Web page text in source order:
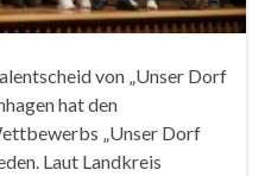
von „Unser Dorf
hat den
„Unser Dorf
Laut Landkreis